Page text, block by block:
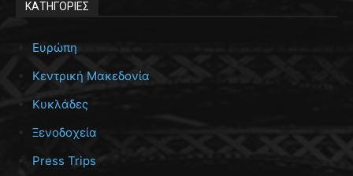
ΚΑΤΗΓΟΡΙΕΣ
Ευρώπη
Κεντρική Μακεδονία
Κυκλάδες
Ξενοδοχεία
Press Trips